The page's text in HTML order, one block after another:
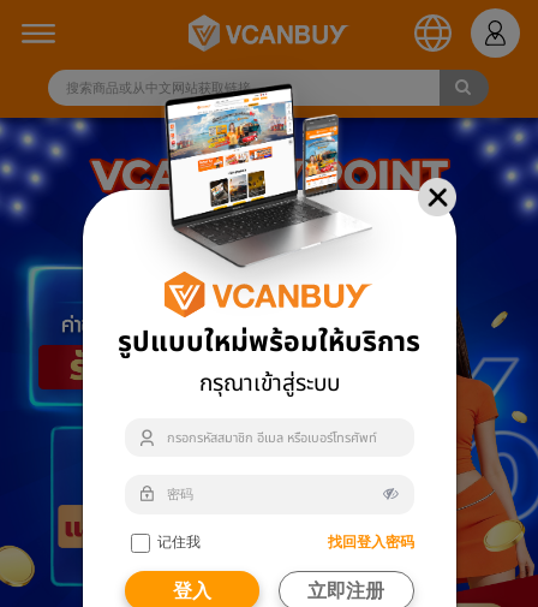
รูปแบบใหม่พร้อมให้บริการ
กรุณาเข้าสู่ระบบ
记住我 找回登入密码
登入 立即注册